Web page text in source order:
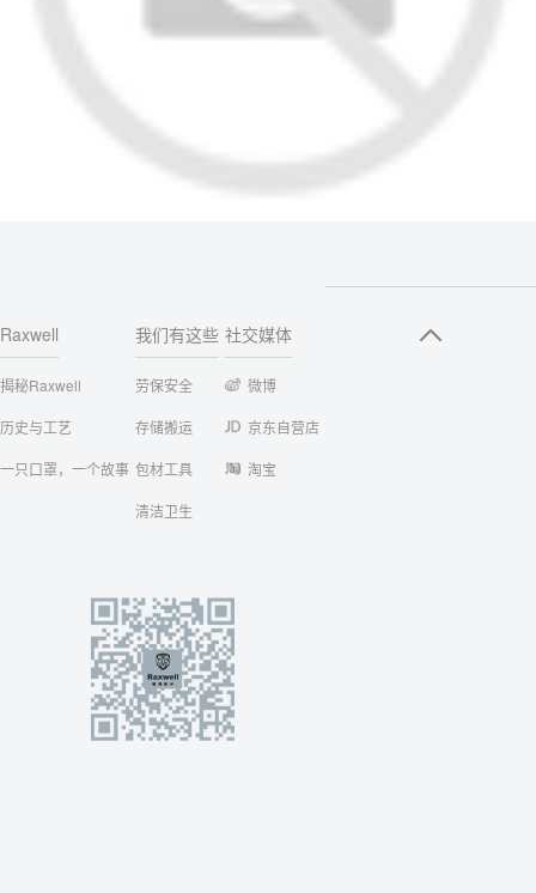
Raxwell
揭秘Raxwell
历史与工艺
一只口罩，一个故事
我们有这些
劳保安全
存储搬运
包材工具
清洁卫生
社交媒体
微博
京东自营店
淘宝